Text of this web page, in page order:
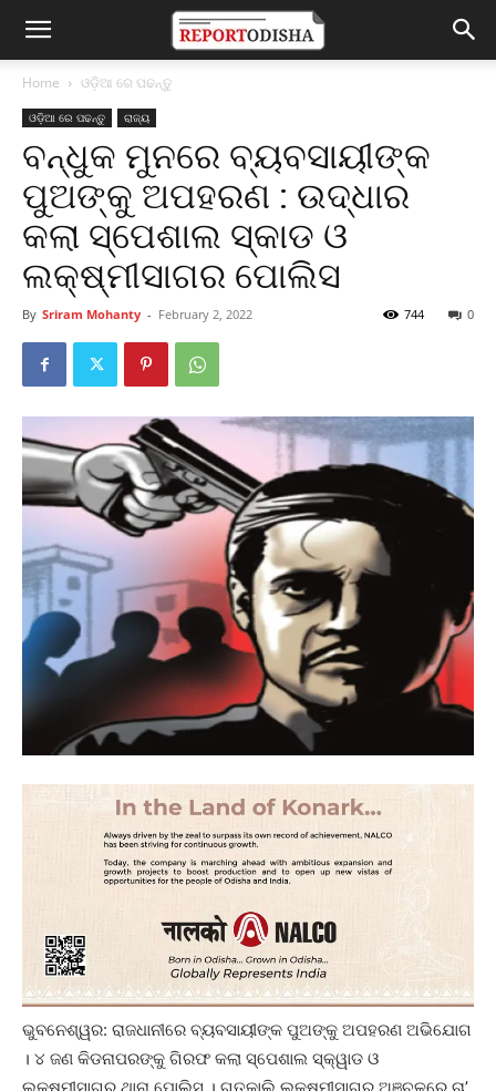
Home ଓଡ଼ିଆ ରେ ପଢନ୍ତୁ
ଓଡ଼ିଆ ରେ ପଢନ୍ତୁ ରାଜ୍ୟ
ବନ୍ଧୁକ ମୁନରେ ବ୍ୟବସାୟୀଙ୍କ
ପୁଅଙ୍କୁ ଅପହରଣ : ଉଦ୍ଧାର
କଲା ସ୍ପେଶାଲ ସ୍କାଡ ଓ
ଲକ୍ଷ୍ମୀସାଗର ପୋଲିସ
By Sriram Mohanty - February 2, 2022 0
744
ଭୁବନେଶ୍ୱର: ରାଜଧାନୀରେ ବ୍ୟବସାୟୀଙ୍କ ପୁଅଙ୍କୁ ଅପହରଣ ଅଭିଯୋଗ
। ୪ ଜଣ କିଡନାପରଙ୍କୁ ଗିରଫ କଲା ସ୍ପେଶାଲ ସ୍କ୍ୱାଡ ଓ